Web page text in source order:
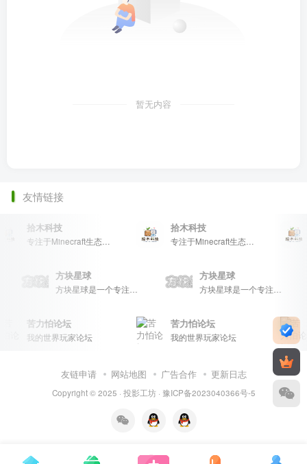
暂无内容
友情链接
拾木科技
专注于Minecraft生态建设
拾木科技
专注于Minecraft生态建设
方块星球
方块星球是一个专注于我的世界的中文论坛，提供丰富的资源分享、玩家交流和创意展示，包括地图、皮肤、数据包等内容，打造Minecraft玩家的专属社区乐园！
方块星球
方块星球是一个专注于我的世界的中文论坛，提供丰富的资源分享、玩家交流和创意展示，包括地图、皮肤、数据包等内容，打造Minecraft玩家的专属社区乐园！
苦力怕论坛
我的世界玩家论坛
苦力怕论坛
我的世界玩家论坛
友链申请 网站地图 广告合作 更新日志
Copyright © 2025 · 投影工坊· 豫ICP备2023040366号-5